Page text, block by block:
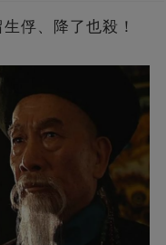
俘、降了也殺！